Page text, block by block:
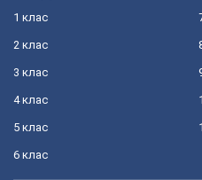
1 клас
2 клас
3 клас
4 клас
5 клас
6 клас